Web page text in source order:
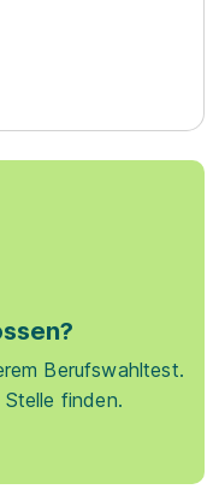
Berufswahltest.
finden.